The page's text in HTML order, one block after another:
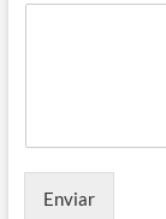
Enviar